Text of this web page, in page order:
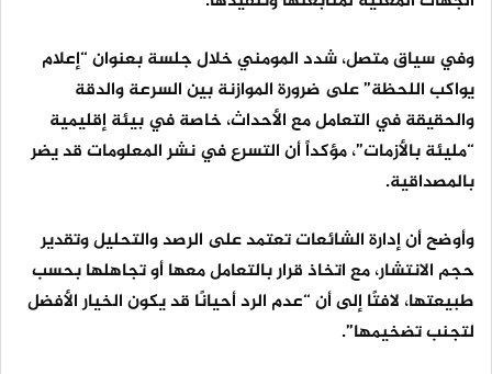
وفي سياق متصل، شدد المومني خلال جلسة بعنوان “إعلام
يواكب اللحظة” على ضرورة الموازنة بين السرعة والدقة
والحقيقة في التعامل مع الأحداث، خاصة في بيئة إقليمية
“مليئة بالأزمات”، مؤكداً أن التسرع في نشر المعلومات قد يضر
بالمصداقية.
وأوضح أن إدارة الشائعات تعتمد على الرصد والتحليل وتقدير
حجم الانتشار، مع اتخاذ قرار بالتعامل معها أو تجاهلها بحسب
طبيعتها، لافتًا إلى أن “عدم الرد أحيانًا قد يكون الخيار الأفضل
لتجنب تضخيمها”.